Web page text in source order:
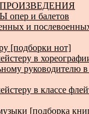
и балетов
и
[подборки нот]
в
руководителю
в классе
[подборка